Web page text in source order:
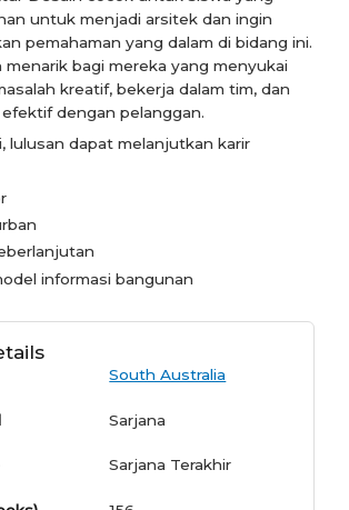
untuk menjadi arsitek dan ingin
pemahaman yang dalam di bidang ini.
menarik bagi mereka yang menyukai
kreatif, bekerja dalam tim, dan
dengan pelanggan.
lulusan dapat melanjutkan karir
informasi bangunan
South Australia
Sarjana
Sarjana Terakhir